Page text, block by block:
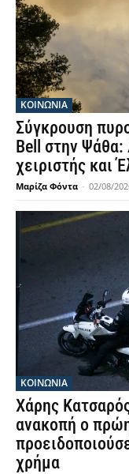
ΚΟΙΝΩΝΙΑ
Σύγκρουση
Bell στην
χειριστής και
Μαρίζα Φόντα - 02/08/
ΚΟΙΝΩΝΙΑ
Χάρης
ανακοπή ο
χρήμα